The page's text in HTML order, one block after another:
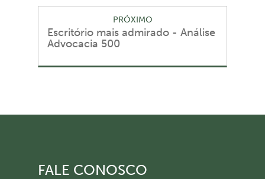
PRÓXIMO
Escritório mais admirado - Análise
Advocacia 500
FALE CONOSCO